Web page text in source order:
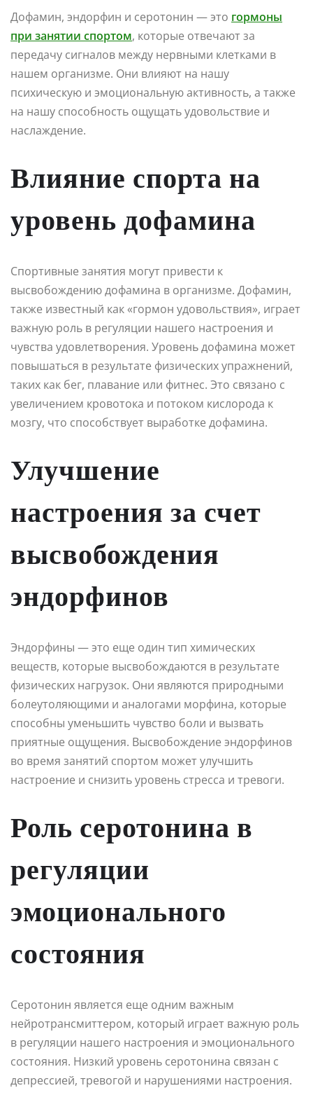
Дофамин, эндорфин и серотонин — это гормоны
при занятии спортом, которые отвечают за
передачу сигналов между нервными клетками в
нашем организме. Они влияют на нашу
психическую и эмоциональную активность, а также
на нашу способность ощущать удовольствие и
наслаждение.
Влияние спорта на
уровень дофамина
Спортивные занятия могут привести к
высвобождению дофамина в организме. Дофамин,
также известный как «гормон удовольствия», играет
важную роль в регуляции нашего настроения и
чувства удовлетворения. Уровень дофамина может
повышаться в результате физических упражнений,
таких как бег, плавание или фитнес. Это связано с
увеличением кровотока и потоком кислорода к
мозгу, что способствует выработке дофамина.
Улучшение
настроения за счет
высвобождения
эндорфинов
Эндорфины — это еще один тип химических
веществ, которые высвобождаются в результате
физических нагрузок. Они являются природными
болеутоляющими и аналогами морфина, которые
способны уменьшить чувство боли и вызвать
приятные ощущения. Высвобождение эндорфинов
во время занятий спортом может улучшить
настроение и снизить уровень стресса и тревоги.
Роль серотонина в
регуляции
эмоционального
состояния
Серотонин является еще одним важным
нейротрансмиттером, который играет важную роль
в регуляции нашего настроения и эмоционального
состояния. Низкий уровень серотонина связан с
депрессией, тревогой и нарушениями настроения.